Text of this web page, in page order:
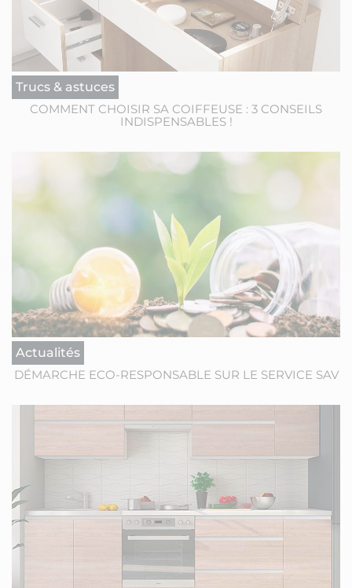
Trucs & astuces
COMMENT CHOISIR SA COIFFEUSE : 3 CONSEILS
INDISPENSABLES !
Actualités
DÉMARCHE ECO-RESPONSABLE SUR LE SERVICE SAV